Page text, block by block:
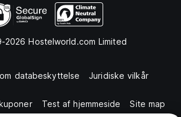
2026 Hostelworld.com Limited
databeskyttelse Juridiske vilkår
Test af hjemmeside Site map